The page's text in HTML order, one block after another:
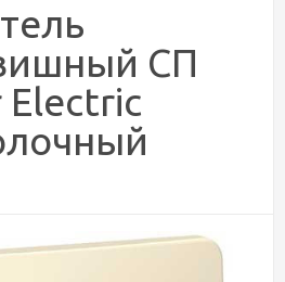
СП
Electric